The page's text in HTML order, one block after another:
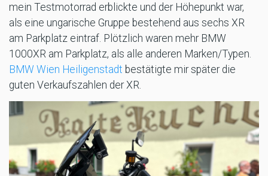
mein Testmotorrad erblickte und der Höhepunkt war,
als eine ungarische Gruppe bestehend aus sechs XR
am Parkplatz eintraf. Plötzlich waren mehr BMW
1000XR am Parkplatz, als alle anderen Marken/Typen.
BMW Wien Heiligenstadt bestätigte mir später die
guten Verkaufszahlen der XR.